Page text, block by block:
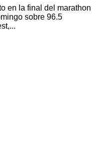
en la final del marathon
sobre 96.5